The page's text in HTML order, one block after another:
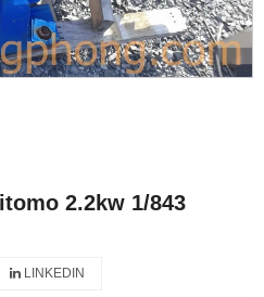
2.2kw 1/843
LINKEDIN